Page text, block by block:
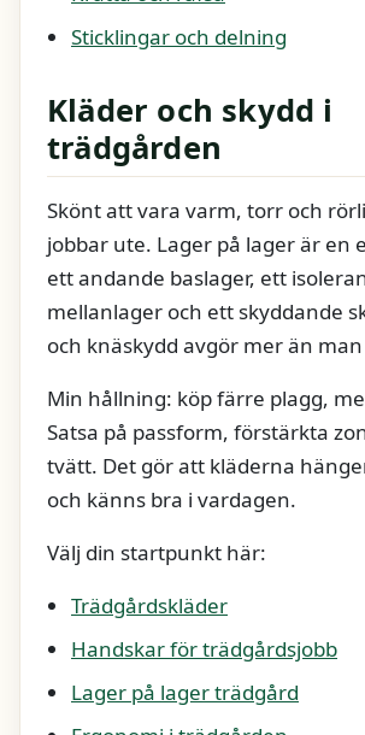
Sticklingar och delning
Kläder och skydd i
trädgården
Skönt att vara varm, torr och
jobbar ute. Lager på lager är en
ett andande baslager, ett
mellanlager och ett skyddande
och knäskydd avgör mer än
Min hållning: köp färre plagg,
Satsa på passform, förstärkta
tvätt. Det gör att kläderna
och känns bra i vardagen.
Välj din startpunkt här:
Trädgårdskläder
Handskar för trädgårdsjobb
Lager på lager trädgård